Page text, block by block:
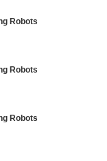
Robots
Robots
Robots